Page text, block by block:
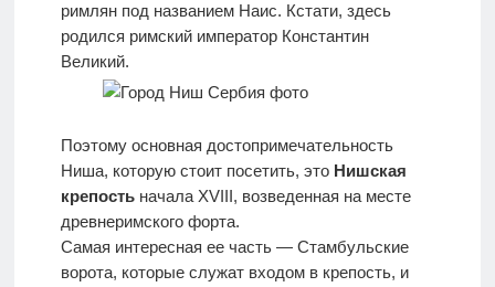
римлян под названием Наис. Кстати, здесь
родился римский император Константин
Великий.
Поэтому основная достопримечательность
Ниша, которую стоит посетить, это Нишская
крепостьначала XVIII, возведенная на месте
древнеримского форта.
Самая интересная ее часть — Стамбульские
ворота, которые служат входом в крепость, и